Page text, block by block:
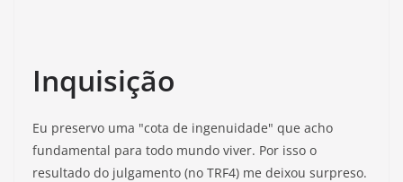
Inquisição
Eu preservo uma "cota de ingenuidade" que acho
fundamental para todo mundo viver. Por isso o
resultado do julgamento (no TRF4) me deixou surpreso.